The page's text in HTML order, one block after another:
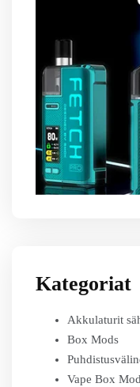
Kategoriat
Akkulaturit
Box Mods
Vape Box